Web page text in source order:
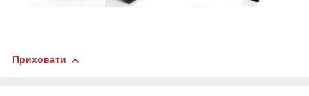
Приховати